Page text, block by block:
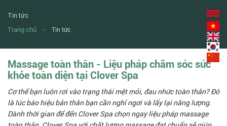
Tin tức
Trang chủ Tin tức
Massage toàn thân - Liệu pháp chăm sóc sức
khỏe toàn diện tại Clover Spa
Cơ thể bạn luôn rơi vào trạng thái mệt mỏi, đau nhức toàn thân? Đó
là lúc báo hiệu bản thân bạn cần nghỉ ngơi và lấy lại năng lượng.
Dành thời gian để đến Clover Spa chọn ngay liệu pháp massage